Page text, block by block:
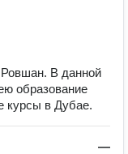
В данной
образование
курсы в Дубае.
—